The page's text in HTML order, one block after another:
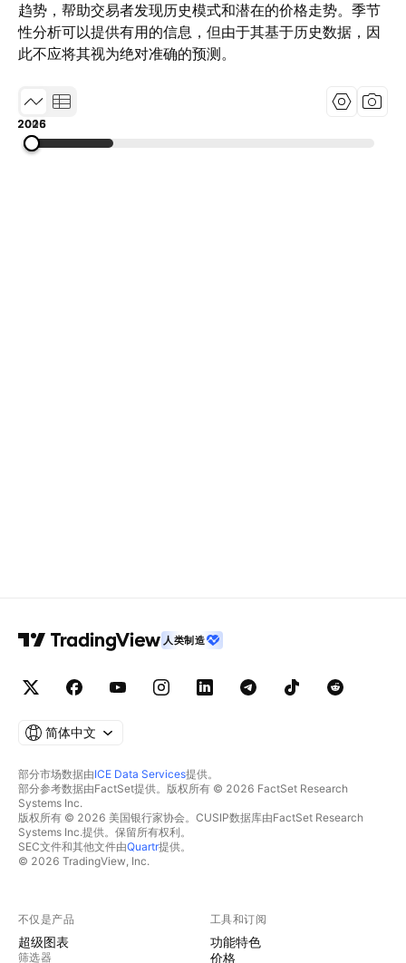
趋势，帮助交易者发现历史模式和潜在的价格走势。季节
性分析可以提供有用的信息，但由于其基于历史数据，因
此不应将其视为绝对准确的预测。
2005
2015
2026
人类制造
简体中文
部分市场数据由ICE Data Services提供。
部分参考数据由FactSet提供。版权所有 © 2026 FactSet Research
Systems Inc.
版权所有 © 2026 美国银行家协会。CUSIP数据库由FactSet Research
Systems Inc.提供。保留所有权利。
SEC文件和其他文件由Quartr提供。
© 2026 TradingView, Inc.
不仅是产品
超级图表
筛选器
工具和订阅
功能特色
价格